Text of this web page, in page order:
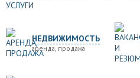
НЕДВИЖИМОСТЬ
аренда, продажа